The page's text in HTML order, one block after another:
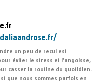
un peu de recul est
éviter le stress et l’angoisse,
casser la routine du quotidien.
que nous sommes parfois en